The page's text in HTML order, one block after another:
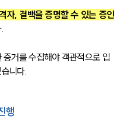
자, 결백을 증명할 수 있는 증인
거를 수집해야 객관적으로 입
니다.
행